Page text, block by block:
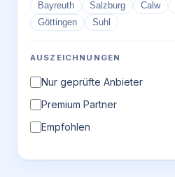
Bayreuth
Salzburg Calw
Göttingen
Suhl
AUSZEICHNUNGEN
Nur geprüfte Anbieter
Premium Partner
Empfohlen